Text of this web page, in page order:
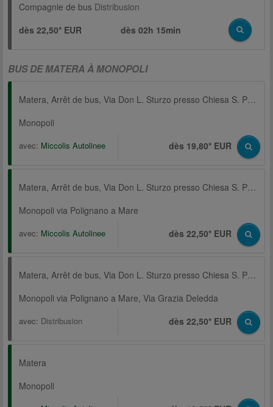
Compagnie de bus Distribusion
dès 22,50* EUR
dès02h 15min
BUS DE MATERA À MONOPOLI
Matera, Arrêt de bus, Via Don L. Sturzo presso Chiesa S. Paolo
Monopoli
avec: Miccolis Autolinee dès 19,80* EUR
Matera, Arrêt de bus, Via Don L. Sturzo presso Chiesa S. Paolo
Monopoli via Polignano a Mare
avec: Miccolis Autolinee dès 22,50* EUR
Matera, Arrêt de bus, Via Don L. Sturzo presso Chiesa S. Paolo
Monopoli via Polignano a Mare, Via Grazia Deledda
avec: Distribusion dès 22,50* EUR
Matera
Monopoli